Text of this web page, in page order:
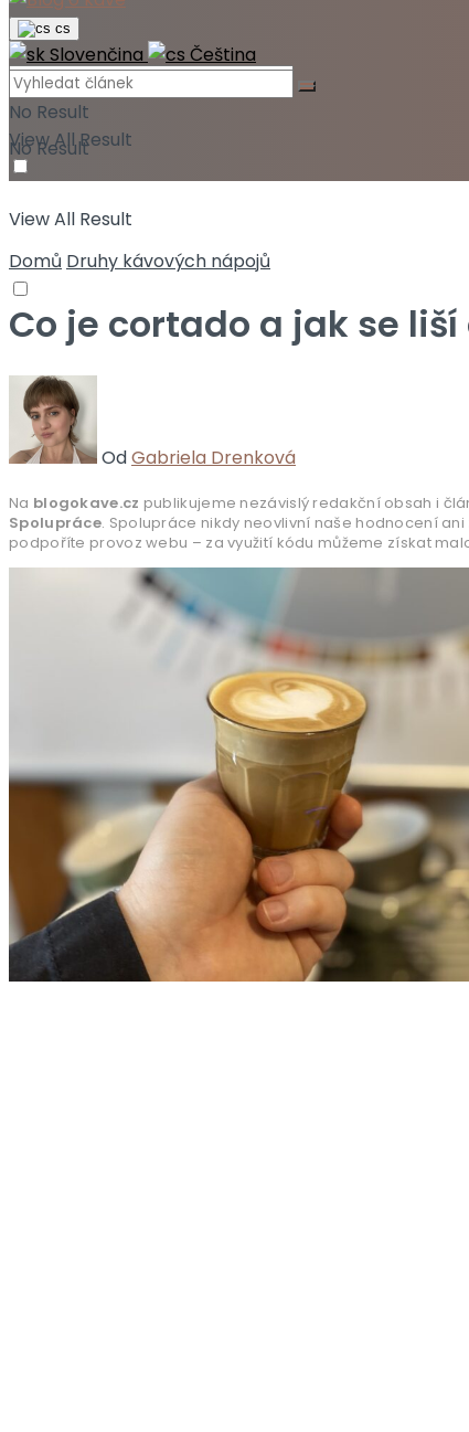
No Result
View All Result
cs
Slovenčina Čeština
No Result
View All Result
Domů Druhy kávových nápojů
Co je cortado a jak se
OdGabriela Drenková
Na blogokave.cz publikujeme nezávislý redakční obsah i
Spolupráce. Spolupráce nikdy neovlivní naše hodnocení
podpoříte provoz webu – za využití kódu můžeme získat